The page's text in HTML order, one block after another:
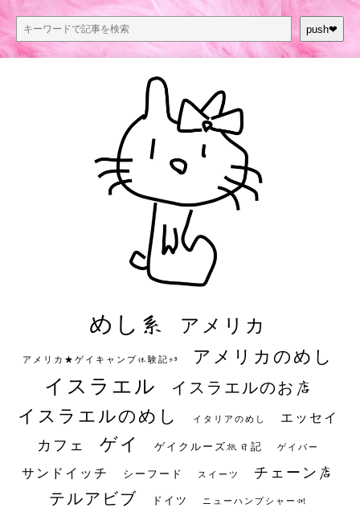
push❤︎
めし系 アメリカ
アメリカ★ゲイキャンプ体験記S3 アメリカのめし
イスラエル イスラエルのお店
イスラエルのめし イタリアのめし エッセイ
カフェ ゲイ ゲイクルーズ旅日記 ゲイバー
サンドイッチ シーフード スイーツ チェーン店
テルアビブ ドイツ ニューハンプシャー州